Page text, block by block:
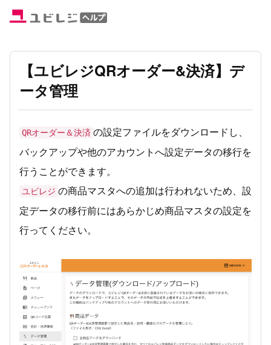
【ユビレジQRオーダー&決済】デ
ータ管理
QRオーダー＆決済 の設定ファイルをダウンロードし、
バックアップや他のアカウントへ設定データの移行を
行うことができます。
ユビレジ の商品マスタへの追加は行われないため、設
定データの移行前にはあらかじめ商品マスタの設定を
行ってください。